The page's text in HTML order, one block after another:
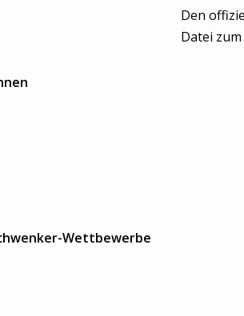
Wettbewerbe
Den
Datei zum